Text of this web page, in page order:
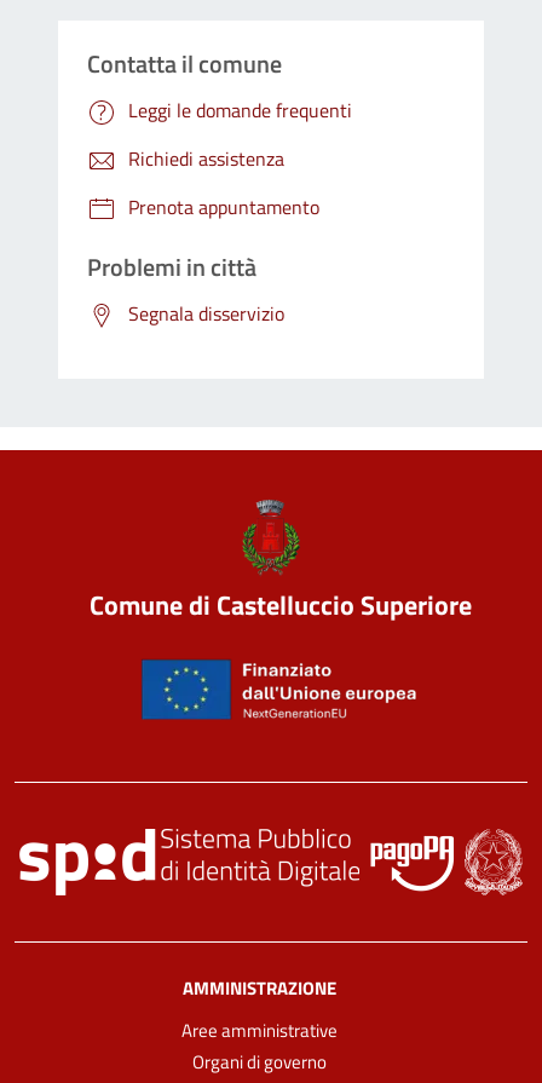
Contatta il comune
Leggi le domande frequenti
Richiedi assistenza
Prenota appuntamento
Problemi in città
Segnala disservizio
Comune di Castelluccio Superiore
AMMINISTRAZIONE
Aree amministrative
Organi di governo